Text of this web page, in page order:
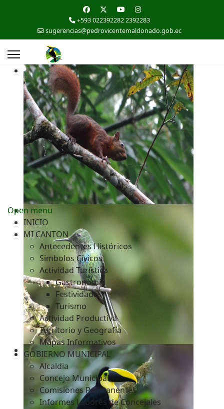
+593 022392282 2392283
sugerencias@pedrovicentemaldonado.gob.ec
Open menu
INICIO
MI CANTON
Antecedentes Históricos
Simbolos Cívicos
Actividad Turística
Gastronomía
Festividades
Turismo
Actividad Productiva
Territorio y Geografía
Mapas Informativos
GOBIERNO MUNICIPAL
Alcaldia
Concejo Municipal
Comisiones Permanentes
Informes Labores de Concejales